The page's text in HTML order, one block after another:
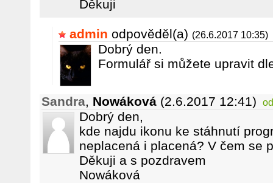
Děkuji
admin odpověděl(a) (26.6.2017 10:35)
Dobrý den.
Formulář si můžete upravit
Sandra, Nowáková (2.6.2017 12:41)
Dobrý den,
kde najdu ikonu ke stáhnutí
neplacená i placená? V čem se
Děkuji a s pozdravem
Nowáková